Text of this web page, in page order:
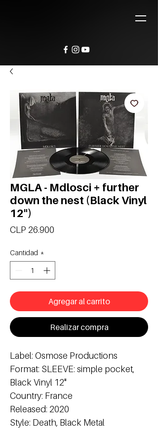
MGLA - Mdlosci + further
down the nest (Black Vinyl
12")
CLP 26.900
Cantidad *
Agregar al carrito
Realizar compra
Label: Osmose Productions
Format: SLEEVE: simple pocket,
Black Vinyl 12"
Country: France
Released: 2020
Style: Death, Black Metal